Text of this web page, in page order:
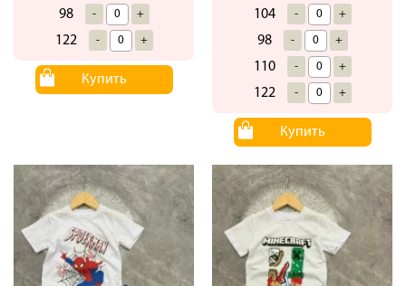
98 - +
122 - +
Купить
104 - +
98 - +
110 - +
122 - +
Купить